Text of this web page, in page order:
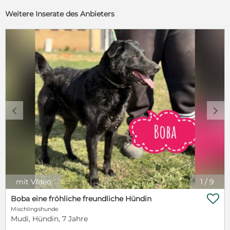
Weitere Inserate des Anbieters
1 / 9
c d
mit Video
Boba eine fröhliche freundliche Hündin
Mischlingshunde
Mudi, Hündin, 7 Jahre
